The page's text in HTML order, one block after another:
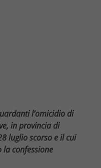
l’omicidio di
in provincia di
luglio scorso e il cui
la confessione